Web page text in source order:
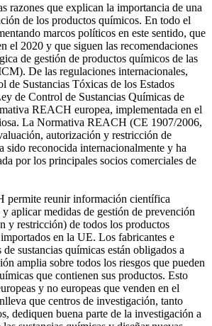
razones que explican la importancia de una
de los productos químicos. En todo el
marcos políticos en este sentido, que
el 2020 y que siguen las recomendaciones
de gestión de productos químicos de las
De las regulaciones internacionales,
de Sustancias Tóxicas de los Estados
de Control de Sustancias Químicas de
REACH europea, implementada en el
La Normativa REACH (CE 1907/2006,
autorización y restricción de
sido reconocida internacionalmente y ha
por los principales socios comerciales de
permite reunir información científica
aplicar medidas de gestión de prevención
y restricción) de todos los productos
en la UE. Los fabricantes e
sustancias químicas están obligados a
amplia sobre todos los riesgos que pueden
que contienen sus productos. Esto
y no europeas que venden en el
que centros de investigación, tanto
dediquen buena parte de la investigación a